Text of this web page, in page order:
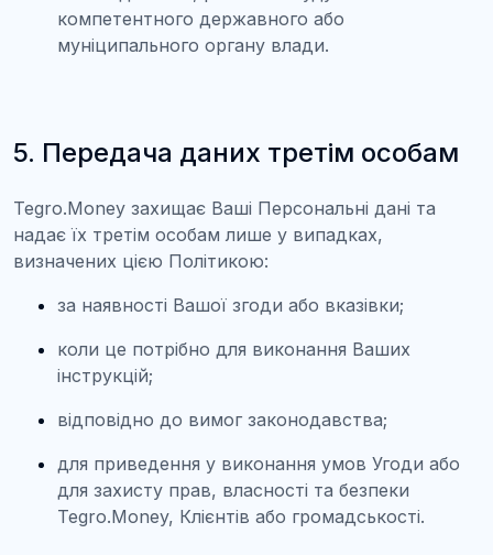
компетентного державного або
муніципального органу влади.
5. Передача даних третім особам
Tegro.Money захищає Ваші Персональні дані та
надає їх третім особам лише у випадках,
визначених цією Політикою:
за наявності Вашої згоди або вказівки;
коли це потрібно для виконання Ваших
інструкцій;
відповідно до вимог законодавства;
для приведення у виконання умов Угоди або
для захисту прав, власності та безпеки
Tegro.Money, Клієнтів або громадськості.